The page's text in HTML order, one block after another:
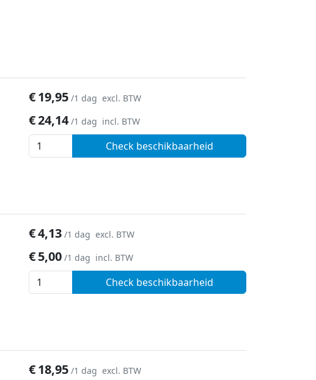
€19,95 /1 dag excl. BTW
€24,14 /1 dag incl. BTW
Check beschikbaarheid
€4,13 /1 dag excl. BTW
€5,00 /1 dag incl. BTW
Check beschikbaarheid
€18,95 /1 dag excl. BTW